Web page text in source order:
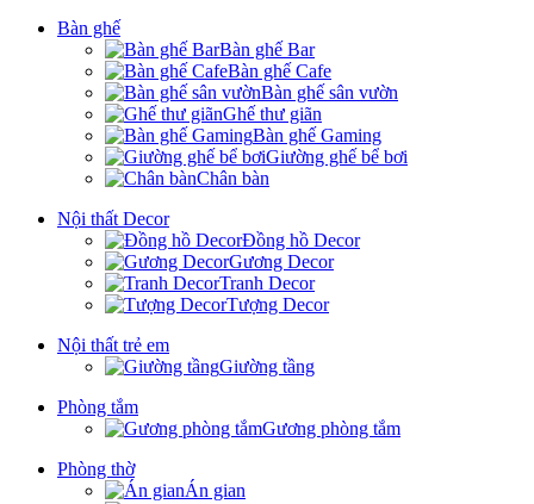
Bàn ghế
Bàn ghế Bar
Bàn ghế Cafe
Bàn ghế sân vườn
Ghế thư giãn
Bàn ghế Gaming
Giường ghế bể bơi
Chân bàn
Nội thất Decor
Đồng hồ Decor
Gương Decor
Tranh Decor
Tượng Decor
Nội thất trẻ em
Giường tầng
Phòng tắm
Gương phòng tắm
Phòng thờ
Án gian